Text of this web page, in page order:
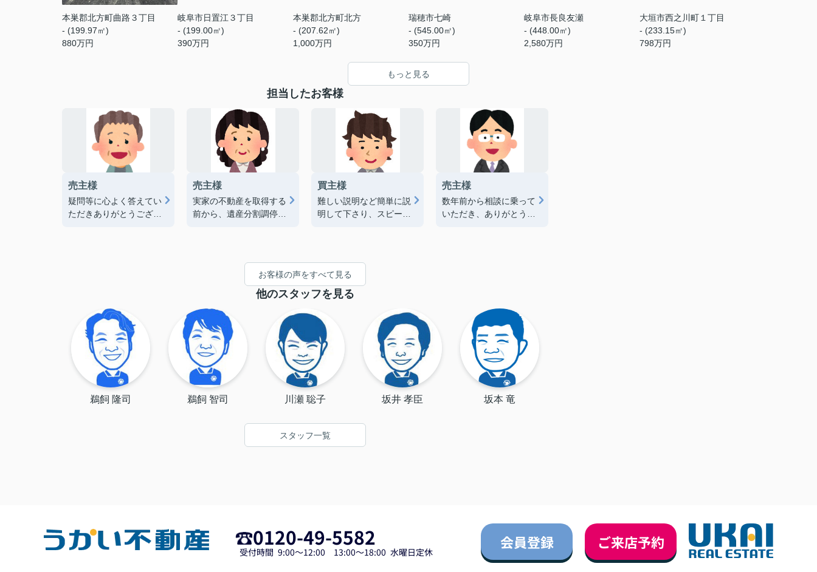
本巣郡北方町曲路３丁目
- (199.97㎡)
880万円
岐阜市日置江３丁目
- (199.00㎡)
390万円
本巣郡北方町北方
- (207.62㎡)
1,000万円
瑞穂市七崎
- (545.00㎡)
350万円
岐阜市長良友瀬
- (448.00㎡)
2,580万円
大垣市西之川町１丁目
- (233.15㎡)
798万円
もっと見る
担当したお客様
売主様
疑問等に心よく答えてい
ただきありがとうござい
売主様
実家の不動産を取得する
前から、遺産分割調停の
り、間口も狭く、土地も
小さいのに一番良い形で
良い買主様を紹介してく
もしていただき、隣家の
人とのトラブルもなく、
解体屋さんにもめぐまれ
て、無事売却できたこと
を感謝しております。あ
りがとうございました。
買主様
難しい説明など簡単に説
明して下さり、スピーデ
売主様
数年前から相談に乗って
いただき、ありがとうご
でき、とても感謝してい
ます。ありがとうござい
ました！（2026/7）
お客様の声をすべて見る
他のスタッフを見る
鵜飼 隆司 鵜飼 智司 川瀬 聡子 坂井 孝臣 坂本 竜
スタッフ一覧
0120-49-5582
受付時間 9:00～12:00 13:00～18:00 水曜日定休
会員登録 ご来店予約